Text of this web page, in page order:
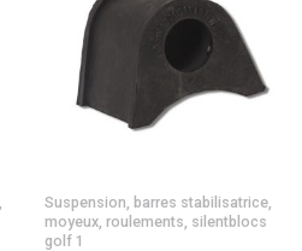
Suspension, barres stabilisatrice,
moyeux, roulements, silentblocs
golf 1